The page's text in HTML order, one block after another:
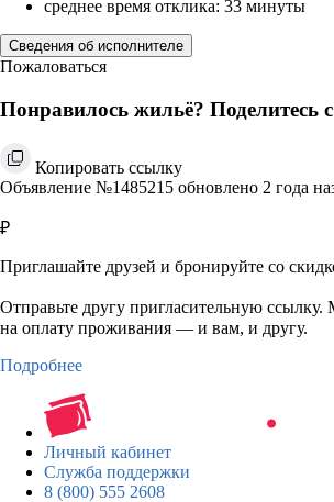
среднее время отклика: 33 минуты
Сведения об исполнителе
Пожаловаться
Понравилось жильё? Поделитесь
Копировать ссылку
Объявление №1485215 обновлено 2 года
₽
Приглашайте друзей и бронируйте со
Отправьте другу пригласительную
на оплату проживания — и вам, и другу.
Подробнее
Личный кабинет
Служба поддержки
8 (800) 555 2608